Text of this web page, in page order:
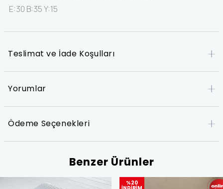
E:30 B:35 Y:15
Teslimat ve İade Koşulları
Yorumlar
Ödeme Seçenekleri
Benzer Ürünler
%20